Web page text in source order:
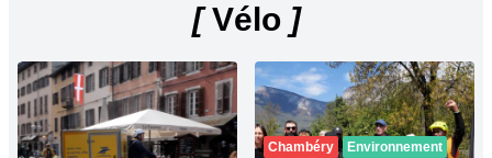
[Vélo ]
Chambéry
Environnement